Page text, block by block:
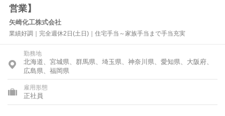
営業】
矢崎化工株式会社
業績好調｜完全週休2日(土日)｜住宅手当～家族手当まで手当充実
勤務地
北海道、宮城県、群馬県、埼玉県、神奈川県、愛知県、大阪府、
広島県、福岡県
雇用形態
正社員